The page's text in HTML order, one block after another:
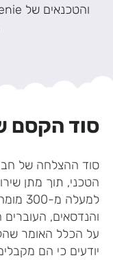
סוד הקסם
הטכני, תוך מתן
והנדסאים,
על הכלל האומר
יודעים כי הם